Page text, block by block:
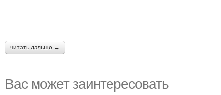
читать дальше →
Вас может заинтересовать